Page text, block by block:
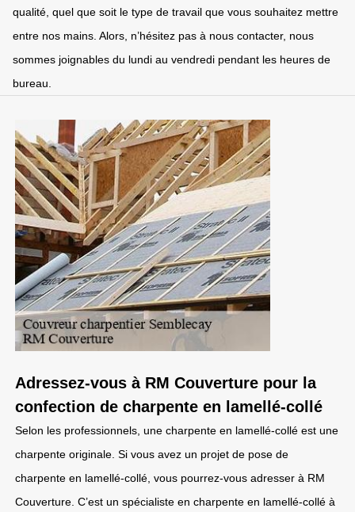
qualité, quel que soit le type de travail que vous souhaitez mettre
entre nos mains. Alors, n’hésitez pas à nous contacter, nous
sommes joignables du lundi au vendredi pendant les heures de
bureau.
Adressez-vous à RM Couverture pour la
confection de charpente en lamellé-collé
Selon les professionnels, une charpente en lamellé-collé est une
charpente originale. Si vous avez un projet de pose de
charpente en lamellé-collé, vous pourrez-vous adresser à RM
Couverture. C’est un spécialiste en charpente en lamellé-collé à